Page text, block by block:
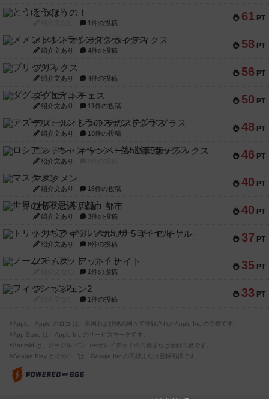
61 PT
とうほうの！
1件の投稿
58 PT
メメントオンラインタクティクス
紹介文あり 4件の投稿
56 PT
ブリックス
紹介文あり 4件の投稿
50 PT
ダグエイトチェス
紹介文あり 11件の投稿
48 PT
アズール：シントラのステンドグラス
紹介文あり 18件の投稿
46 PT
ロシアン・キャンペーン：第5版デラックス
紹介文あり
40 PT
マスクメン
紹介文あり 16件の投稿
40 PT
世界の七不思議：都市
紹介文あり 3件の投稿
37 PT
トリックギア - ペルソナ5 ザ・ロイヤル-
紹介文あり 6件の投稿
35 PT
ノームズ・アット・ナイト
1件の投稿
33 PT
フィッシェン2
1件の投稿
※Apple、Apple のロゴ は、米国および他の国々で登録されたApple Inc.の商標です。
※App Store は、Apple Inc.のサービスマークです。
※Android は、グーグル インコーポレイテッドの商標または登録商標です。
※Google Play とそのロゴは、Google Inc.の商標または登録商標です。